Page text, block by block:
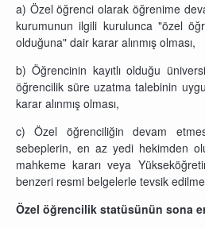
a) Özel öğrenci olarak öğrenime
kurumunun ilgili kurulunca "özel
olduğuna" dair karar alınmış olması,
b) Öğrencinin kayıtlı olduğu
öğrencilik süre uzatma talebinin
karar alınmış olması,
c) Özel öğrenciliğin devam
sebeplerin, en az yedi hekimden
mahkeme kararı veya
benzeri resmi belgelerle tevsik
Özel öğrencilik statüsünün sona